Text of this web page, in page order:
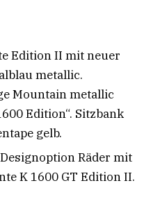
Edition II mit neuer
metallic.
Mountain metallic
Edition“. Sitzbank
gelb.
Räder mit
K 1600 GT Edition II.